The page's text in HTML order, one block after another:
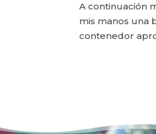
A continuación
mis manos una
contenedor